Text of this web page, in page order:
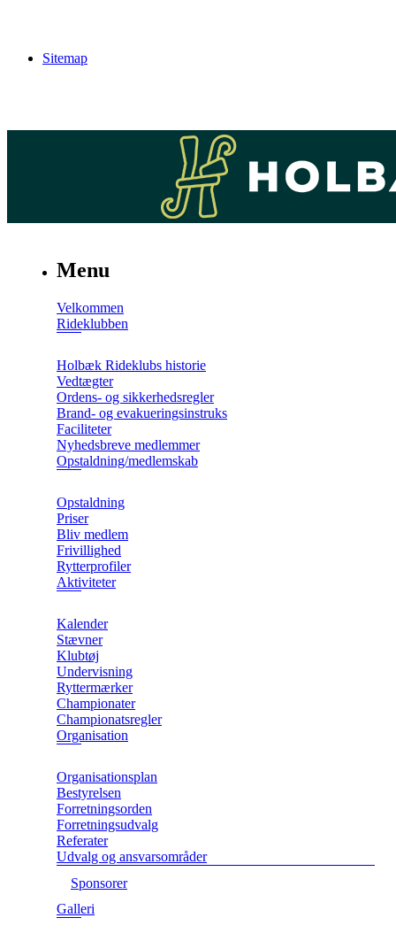
Sitemap
Menu
Velkommen
Rideklubben
Holbæk Rideklubs historie
Vedtægter
Ordens- og sikkerhedsregler
Brand- og evakueringsinstruks
Faciliteter
Nyhedsbreve medlemmer
Opstaldning/medlemskab
Opstaldning
Priser
Bliv medlem
Frivillighed
Rytterprofiler
Aktiviteter
Kalender
Stævner
Klubtøj
Undervisning
Ryttermærker
Championater
Championatsregler
Organisation
Organisationsplan
Bestyrelsen
Forretningsorden
Forretningsudvalg
Referater
Udvalg og ansvarsområder
Sponsorer
Galleri